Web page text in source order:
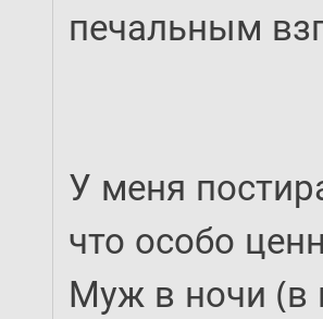
печальным
У меня
что особо
Муж в ночи (в